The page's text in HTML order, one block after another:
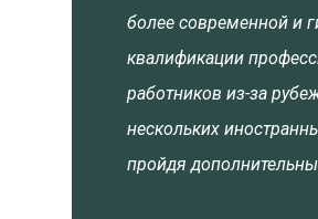
более современной и
квалификации
работников из-за
нескольких
пройдя